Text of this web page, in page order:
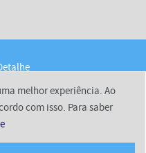
Políticas de Privacidade
Uso
melhor experiência. Ao
com isso. Para saber